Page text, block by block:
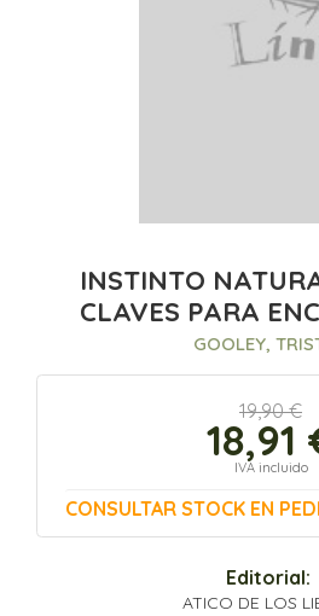
INSTINTO
CLAVES PARA
GOOLEY,
19,90 €
18,91
IVA incluido
CONSULTAR STOCK EN
Editorial:
ATICO DE LOS